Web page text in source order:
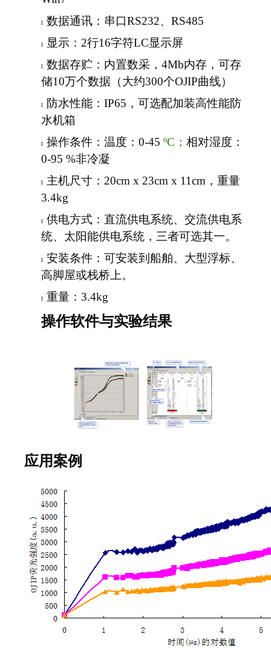
l 数据通讯： 串口RS232、RS485
l 显示：2行16字符LC显示屏
l 数据存贮： 内置数采，4Mb内存，可存
储10万个数据（大约300个OJIP曲线）
l
防水性能：IP65，可选配加装高性能防
水机箱
l 操作条件：温度：0-45 ºC ； 相对湿度：
0-95 %非冷凝
l 主机尺寸： 20cm x 23cm x 11cm ，重量
3.4kg
l
供电方式：直流供电系统、交流供电系
统、太阳能供电系统，三者可选其一。
l
安装条件：可安装到船舶、大型浮标、
高脚屋或栈桥上。
l 重量：3.4kg
操作软件与实验结果
应用案例